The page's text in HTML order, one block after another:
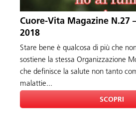
Cuore-Vita Magazine N.27
2018
Stare bene è qualcosa di più che
sostiene la stessa Organizzazione
che definisce la salute non tanto
malattie...
SCOPRI